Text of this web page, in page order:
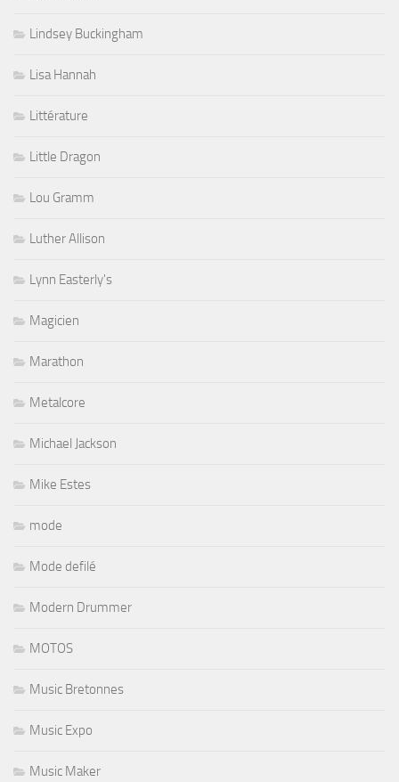
Lindsey Buckingham
Lisa Hannah
Littérature
Little Dragon
Lou Gramm
Luther Allison
Lynn Easterly's
Magicien
Marathon
Metalcore
Michael Jackson
Mike Estes
mode
Mode defilé
Modern Drummer
MOTOS
Music Bretonnes
Music Expo
Music Maker